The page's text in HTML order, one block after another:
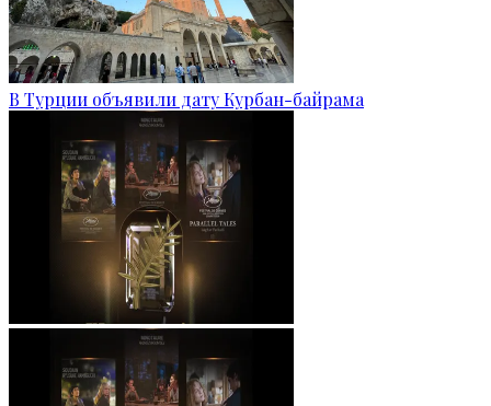
В Турции объявили дату Курбан-байрама